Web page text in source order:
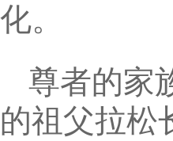
化。
尊者的家
的祖父拉松